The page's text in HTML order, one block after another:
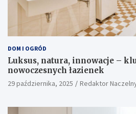
DOM I OGRÓD
Luksus, natura, innowacje –
nowoczesnych łazienek
29 października, 2025 Redaktor